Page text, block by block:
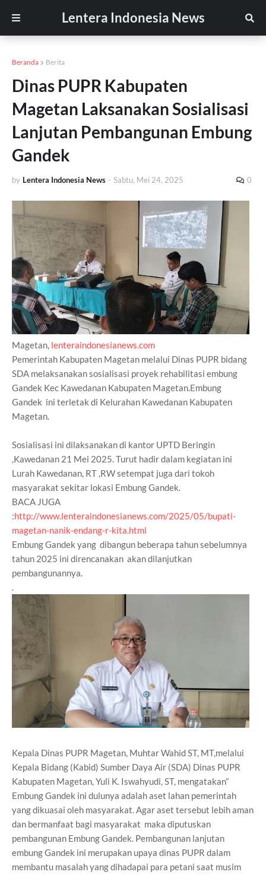
Lentera Indonesia News
Beranda Berita
Dinas PUPR Kabupaten
Magetan Laksanakan Sosialisasi
Lanjutan Pembangunan Embung
Gandek
by Lentera Indonesia News - Sabtu, Mei 24, 2025 0
Magetan, lenteraindonesianews.com
Pemerintah Kabupaten Magetan melalui Dinas PUPR bidang
SDA melaksanakan sosialisasi proyek rehabilitasi embung
Gandek Kec Kawedanan Kabupaten Magetan.Embung
Gandek ini terletak di Kelurahan Kawedanan Kabupaten
Magetan.
Sosialisasi ini dilaksanakan di kantor UPTD Beringin
,Kawedanan 21 Mei 2025. Turut hadir dalam kegiatan ini
Lurah Kawedanan, RT ,RW setempat juga dari tokoh
masyarakat sekitar lokasi Embung Gandek.
BACA JUGA
:http://www.lenteraindonesianews.com/2025/05/bupati-
magetan-nanik-endang-r-kita.html
Embung Gandek yang dibangun beberapa tahun sebelumnya
tahun 2025 ini direncanakan akan dilanjutkan
pembangunannya.
.
Kepala Dinas PUPR Magetan, Muhtar Wahid ST, MT,melalui
Kepala Bidang (Kabid) Sumber Daya Air (SDA) Dinas PUPR
Kabupaten Magetan, Yuli K. Iswahyudi, ST, mengatakan”
Embung Gandek ini dulunya adalah aset lahan pemerintah
yang dikuasai oleh masyarakat. Agar aset tersebut lebih aman
dan bermanfaat bagi masyarakat maka diputuskan
pembangunan Embung Gandek. Pembangunan lanjutan
embung Gandek ini merupakan upaya dinas PUPR dalam
membantu masalah yang dihadapai para petani saat musim